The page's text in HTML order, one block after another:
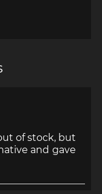
of stock, but
and gave